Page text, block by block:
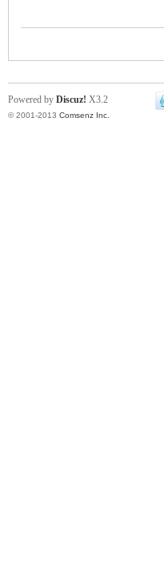
Powered by Discuz! X3.2
© 2001-2013 Comsenz Inc.